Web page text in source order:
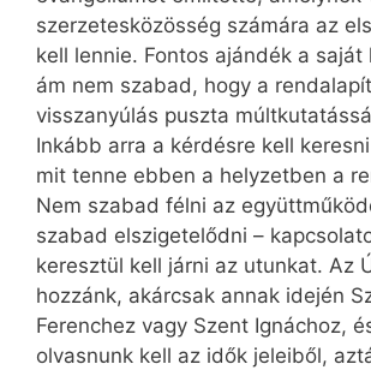
szerzetesközösség számára az
kell lennie. Fontos ajándék a saját
ám nem szabad, hogy a
visszanyúlás puszta
Inkább arra a kérdésre kell
mit tenne ebben a helyzetben a
Nem szabad félni az
szabad elszigetelődni –
keresztül kell járni az utunkat. Az
hozzánk, akárcsak annak idején
Ferenchez vagy Szent Ignáchoz,
olvasnunk kell az idők jeleiből,